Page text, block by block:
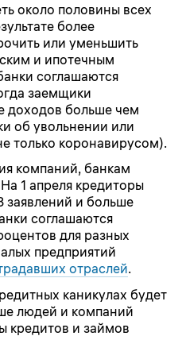
около половины всех
более
или уменьшить
и ипотечным
соглашаются
заемщики
доходов больше чем
об увольнении или
только коронавирусом).
компаний, банкам
1 апреля кредиторы
заявлений и больше
соглашаются
для разных
предприятий
отраслей.
каникулах будет
людей и компаний
кредитов и займов